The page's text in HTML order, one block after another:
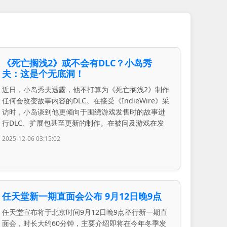
《死亡搁浅2》或不会有DLC？小岛秀
夫：这是个无底洞！
近日，小岛秀夫透露，他不打算为《死亡搁浅2》制作
任何会改变故事内容的DLC。在接受《IndieWire》采
访时，小岛谈到他更倾向于围绕游戏发售时的故事进
行DLC、扩展包甚至更新的制作。在被问及游戏在发
2025-12-06 03:15:02
任天堂新一期直面会公布 9月12日晚9点
任天堂宣布将于北京时间9月12日晚9点举行新一期直
面会，时长大约60分钟，主要介绍即将在今年冬季发